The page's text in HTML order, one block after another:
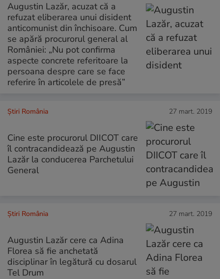
Augustin Lazăr, acuzat că a
refuzat eliberarea unui disident
anticomunist din închisoare. Cum
se apără procurorul general al
României: „Nu pot confirma
aspecte concrete referitoare la
persoana despre care se face
referire în articolele de presă”
Știri România 27 mart. 2019
Cine este procurorul DIICOT care
îl contracandidează pe Augustin
Lazăr la conducerea Parchetului
General
Știri România 27 mart. 2019
Augustin Lazăr cere ca Adina
Florea să fie anchetată
disciplinar în legătură cu dosarul
Tel Drum